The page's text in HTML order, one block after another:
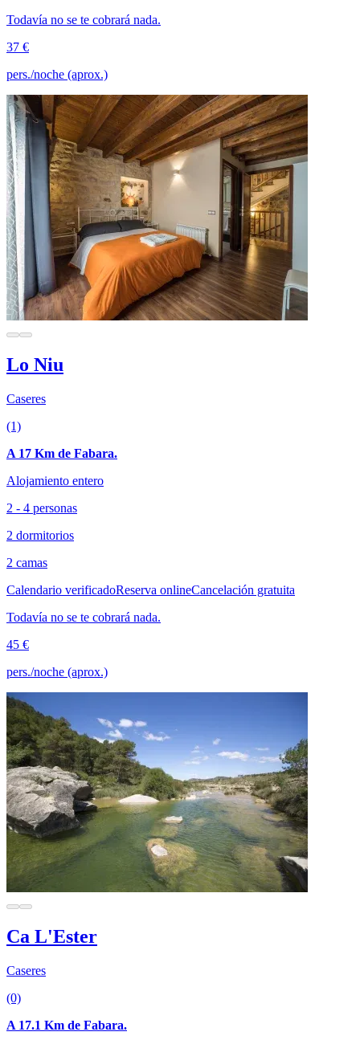
Todavía no se te cobrará nada.
37 €
pers./noche (aprox.)
Lo Niu
Caseres
(1)
A 17 Km de Fabara.
Alojamiento entero
2 - 4 personas
2 dormitorios
2 camas
Calendario verificadoReserva onlineCancelación gratuita
Todavía no se te cobrará nada.
45 €
pers./noche (aprox.)
Ca L'Ester
Caseres
(0)
A 17.1 Km de Fabara.